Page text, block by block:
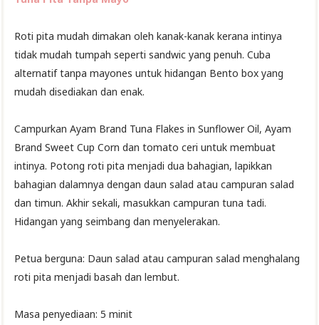
Roti pita mudah dimakan oleh kanak-kanak kerana intinya
tidak mudah tumpah seperti sandwic yang penuh. Cuba
alternatif tanpa mayones untuk hidangan Bento box yang
mudah disediakan dan enak.
Campurkan Ayam Brand Tuna Flakes in Sunflower Oil, Ayam
Brand Sweet Cup Corn dan tomato ceri untuk membuat
intinya. Potong roti pita menjadi dua bahagian, lapikkan
bahagian dalamnya dengan daun salad atau campuran salad
dan timun. Akhir sekali, masukkan campuran tuna tadi.
Hidangan yang seimbang dan menyelerakan.
Petua berguna: Daun salad atau campuran salad menghalang
roti pita menjadi basah dan lembut.
Masa penyediaan: 5 minit